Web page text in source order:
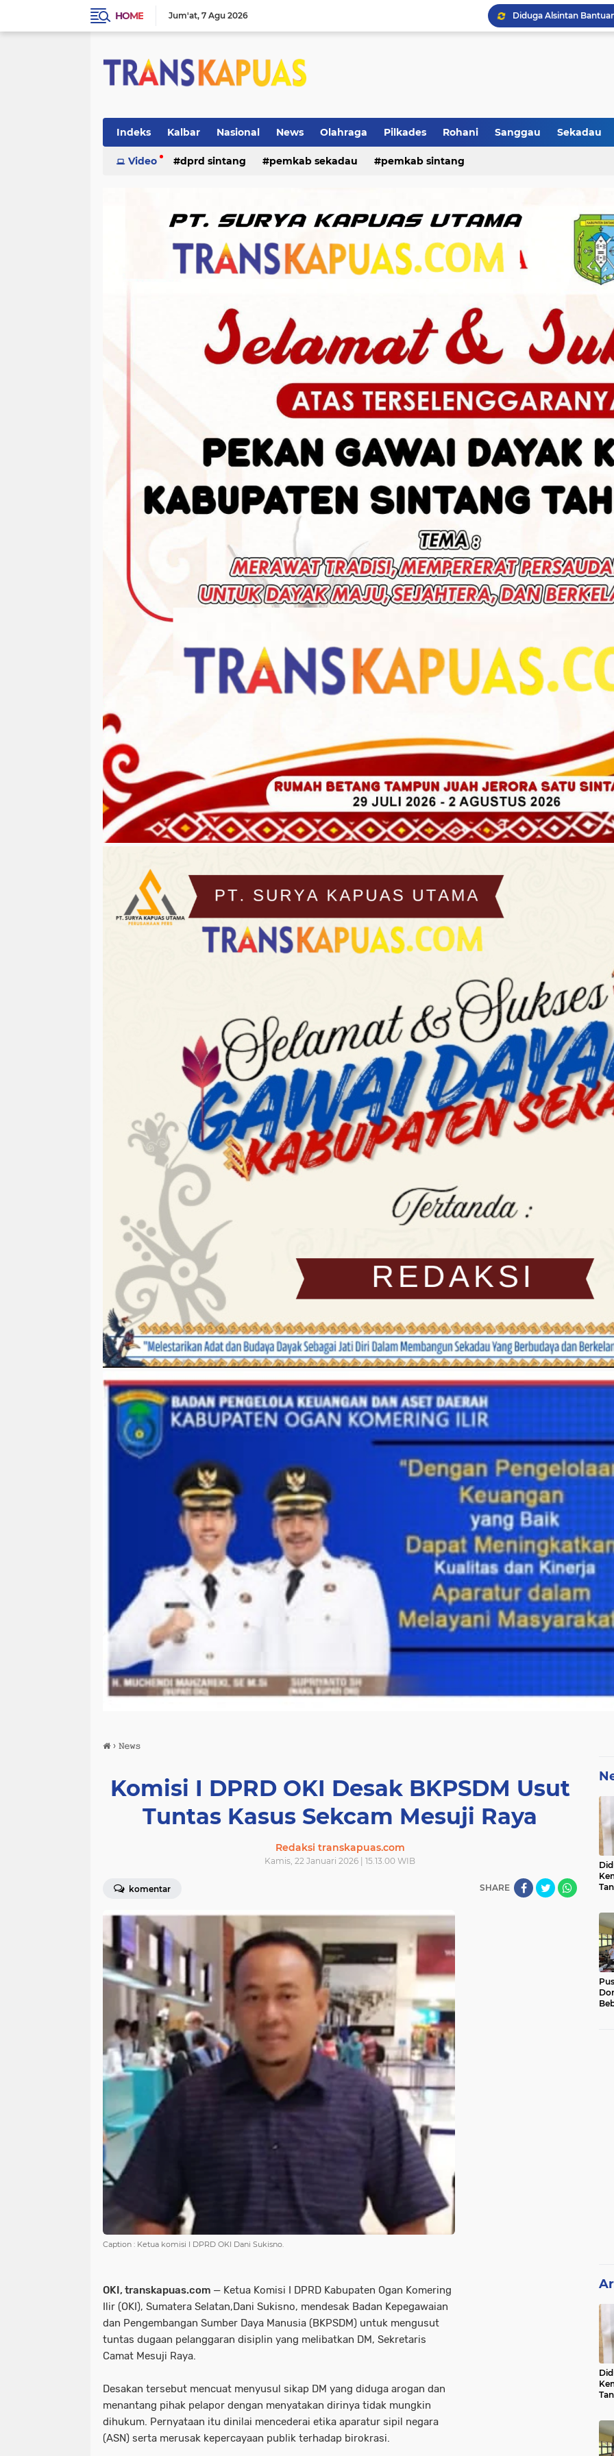
HOME Jum'at 7 Agu 2026
Indeks Kalbar Nasional News Olahraga Pilkades Rohani Sanggau Sekadau
ketapang kriminal
Video dprd sintang pemkab sekadau pemkab sintang
› 𝙽𝚎𝚠𝚜
Komisi I DPRD OKI Desak BKPSDM Usut
Tuntas Kasus Sekcam Mesuji Raya
Redaksi transkapuas.com
Kamis, 22 Januari 2026 | 15.13.00 WIB
komentar SHARE
Caption : Ketua komisi I DPRD OKI Dani Sukisno.
OKI, transkapuas.com — Ketua Komisi I DPRD Kabupaten Ogan Komering
Ilir (OKI), Sumatera Selatan,Dani Sukisno, mendesak Badan Kepegawaian
dan Pengembangan Sumber Daya Manusia (BKPSDM) untuk mengusut
tuntas dugaan pelanggaran disiplin yang melibatkan DM, Sekretaris
Camat Mesuji Raya.
Desakan tersebut mencuat menyusul sikap DM yang diduga arogan dan
menantang pihak pelapor dengan menyatakan dirinya tidak mungkin
dihukum. Pernyataan itu dinilai mencederai etika aparatur sipil negara
(ASN) serta merusak kepercayaan publik terhadap birokrasi.